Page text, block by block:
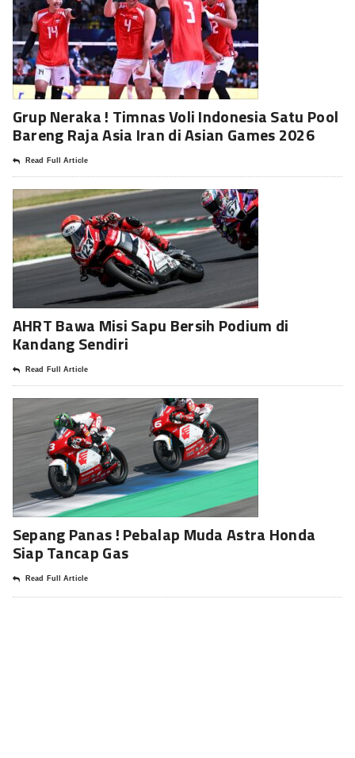
Grup Neraka ! Timnas Voli Indonesia Satu Pool
Bareng Raja Asia Iran di Asian Games 2026
Read Full Article
AHRT Bawa Misi Sapu Bersih Podium di
Kandang Sendiri
Read Full Article
Sepang Panas ! Pebalap Muda Astra Honda
Siap Tancap Gas
Read Full Article